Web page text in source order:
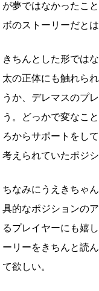
が夢ではなかったこ
ボのストーリーだと
きちんとした形では
太の正体にも触れら
うか、デレマスのプ
う。どっかで変なこ
ろからサポートをし
考えられていたポジシ
ちなみにうえきちゃ
具的なポジションの
るプレイヤーにも嬉
ーリーをきちんと読
て欲しい。